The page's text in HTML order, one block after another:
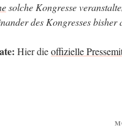
sol­che Kon­gres­se
des Kon­gres­ses
Hier dieoffi­zi­el­le